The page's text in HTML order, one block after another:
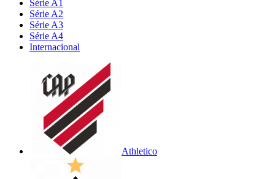
Série A1
Série A2
Série A3
Série A4
Internacional
Athletico